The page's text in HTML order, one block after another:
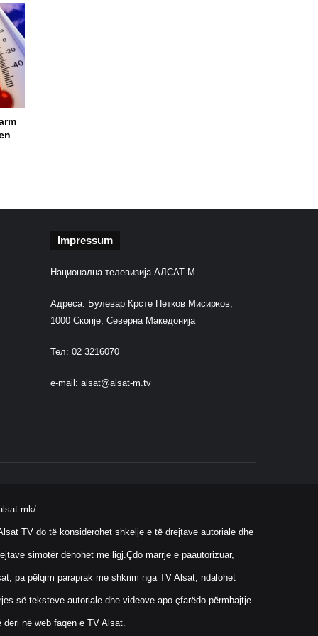
Impressum
Национална телевизија АЛСАТ М
Адреса: Булевар Крсте Петков Мисирков,
1000 Скопје, Северна Македонија
Тел: 02 3216070
e-mail: alsat@alsat-m.tv
TV do të konsiderohet shkelje e të drejtave autoriale dhe
simotër dënohet me ligj.Çdo marrje e paautorizuar,
pa pëlqim paraprak me shkrim nga TV Alsat, ndalohet
së teksteve autoriale dhe videove apo çfarëdo përmbajtje
në web faqen e TV Alsat.